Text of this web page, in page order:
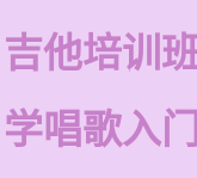
吉他培训
学唱歌入